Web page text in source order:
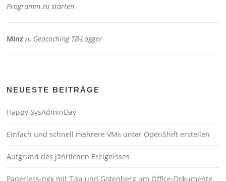
Programm zu starten
Minzzu Geocaching TB-Logger
NEUESTE BEITRÄGE
Happy SysAdminDay
Einfach und schnell mehrere VMs unter OpenShift erstellen
Aufgrund des jährlichen Ereignisses
Paperless-ngx mit Tika und Gotenberg um Office-Dokumente